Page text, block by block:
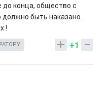
до конца, общество с
должно быть наказано.
!
+1